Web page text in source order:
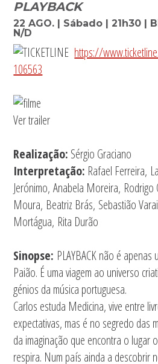
PLAYBACK
22 AGO. | Sábado | 21h30 |
N/D
https://
106563
Ver trailer
Realização: Sérgio Graciano
Interpretação: Rafael Ferreira,
Jerónimo, Anabela Moreira, Rodrigo
Moura, Beatriz Brás, Sebastião
Mortágua, Rita Durão
Sinopse: PLAYBACK não é
Paião. É uma viagem ao universo
génios da música portuguesa.
Carlos estuda Medicina, vive entre
expectativas, mas é no segredo das
da imaginação que encontra o lugar
respira. Num país ainda a descobrir